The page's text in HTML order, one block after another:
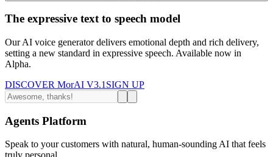
The expressive text to speech model
Our AI voice generator delivers emotional depth and rich delivery,
setting a new standard in expressive speech. Available now in
Alpha.
DISCOVER MorAI V3.1 SIGN UP
Agents Platform
Speak to your customers with natural, human-sounding AI that feels